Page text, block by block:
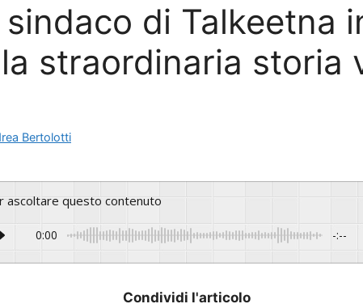
di Talkeetna
straordinaria storia
Bertolotti
ascoltare questo contenuto
0:00 -:--
Condividi l'articolo